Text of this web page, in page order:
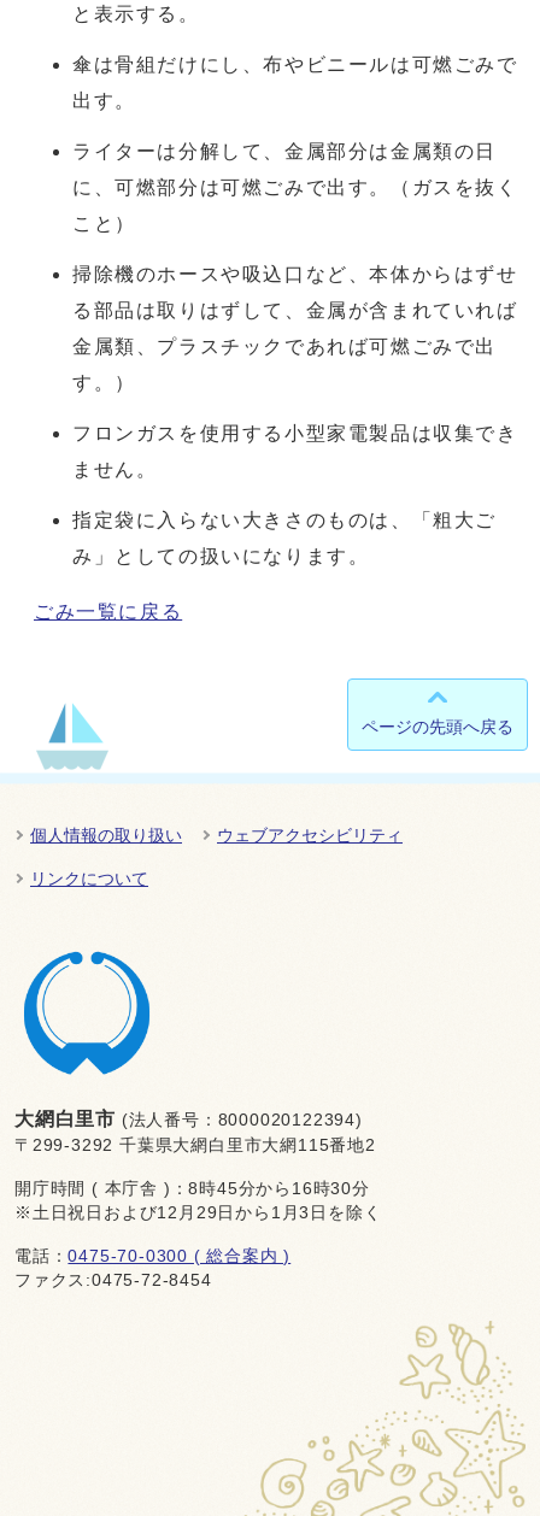
と表示する。
傘は骨組だけにし、布やビニールは可燃ごみで
出す。
ライターは分解して、金属部分は金属類の日
に、可燃部分は可燃ごみで出す。（ガスを抜く
こと）
掃除機のホースや吸込口など、本体からはずせ
る部品は取りはずして、金属が含まれていれば
金属類、プラスチックであれば可燃ごみで出
す。）
フロンガスを使用する小型家電製品は収集でき
ません。
指定袋に入らない大きさのものは、「粗大ご
み」としての扱いになります。
ごみ一覧に戻る
ページの先頭へ戻る
個人情報の取り扱い ウェブアクセシビリティ
リンクについて
大網白里市 (法人番号：8000020122394)
〒299-3292 千葉県大網白里市大網115番地2
開庁時間 ( 本庁舎 )：8時45分から16時30分
※土日祝日および12月29日から1月3日を除く
電話：0475-70-0300 ( 総合案内 )
ファクス:0475-72-8454